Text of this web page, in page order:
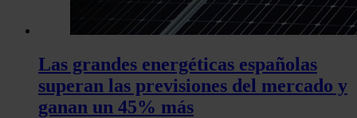
haya proporcionado o que hayan recopilado a partir del uso
hecho de sus servicios.
Las grandes energéticas españolas
superan las previsiones del mercado y
ganan un 45% más